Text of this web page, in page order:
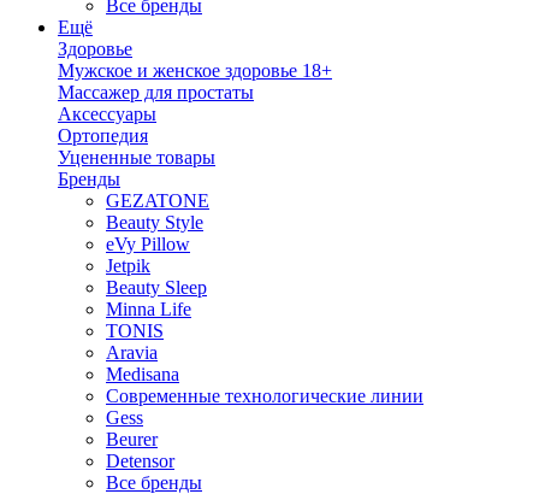
Все бренды
Ещё
Здоровье
Мужское и женское здоровье 18+
Массажер для простаты
Аксессуары
Ортопедия
Уцененные товары
Бренды
GEZATONE
Beauty Style
eVy Pillow
Jetpik
Beauty Sleep
Minna Life
TONIS
Aravia
Medisana
Современные технологические линии
Gess
Beurer
Detensor
Все бренды